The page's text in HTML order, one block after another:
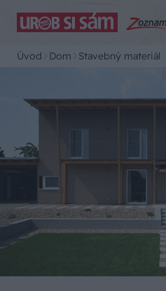
Úvod Dom Stavebný materiál